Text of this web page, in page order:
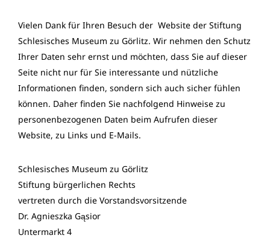
Vielen Dank für Ihren Besuch der Website der Stiftung
Schlesisches Museum zu Görlitz. Wir nehmen den Schutz
Ihrer Daten sehr ernst und möchten, dass Sie auf dieser
Seite nicht nur für Sie interessante und nützliche
Informationen finden, sondern sich auch sicher fühlen
können. Daher finden Sie nachfolgend Hinweise zu
personenbezogenen Daten beim Aufrufen dieser
Website, zu Links und E-Mails.
Schlesisches Museum zu Görlitz
Stiftung bürgerlichen Rechts
vertreten durch die Vorstandsvorsitzende
Dr. Agnieszka Gąsior
Untermarkt 4